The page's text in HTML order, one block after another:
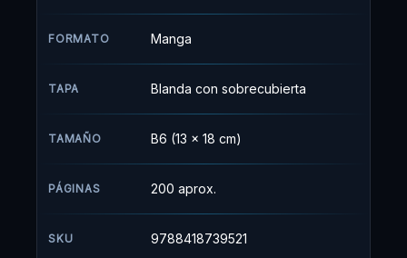
FORMATO Manga
TAPA Blanda con sobrecubierta
TAMAÑO B6 (13 x 18 cm)
PÁGINAS 200 aprox.
SKU 9788418739521